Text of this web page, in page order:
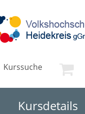
Kurssuche
Kursdetails